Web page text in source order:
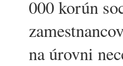
000 korún
na úrovni